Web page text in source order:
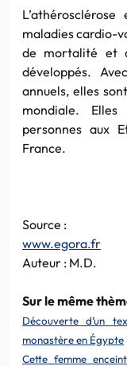
maladies cardio-
de mortalité et
développés.
annuels, elles
mondiale.
personnes aux
France.
Source :
www.egora.fr
Auteur : M.D.
Sur le même
Découverte d’un
monastère en Égypte
Cette femme